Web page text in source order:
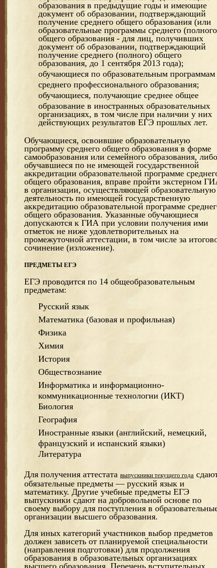
образования в предыдущие годы и имеющие
документ об образовании, подтверждающий
получение среднего общего образования (или
образовательные программы среднего
общего образования - для лиц, получивших
документ об образовании, подтверждающий
получение среднего (полного) общего
образования, до 1 сентября 2013 года);
обучающиеся по образовательным программам
среднего профессионального образования;
обучающиеся, получающие среднее общее
образование в иностранных образовательных
организациях, в том числе при наличии у них
действующих результатов ЕГЭ прошлых лет.
Обучающиеся, освоившие образовательную
программу среднего общего образования в форме
самообразования или семейного образования, либо
обучавшиеся по не имеющей государственной
аккредитации образовательной программе
общего образования, вправе пройти экстерном
в организации, осуществляющей образовательную
деятельность по имеющей государственную
аккредитацию образовательной программе
общего образования. Указанные обучающиеся
допускаются к ГИА при условии получения ими
отметок не ниже удовлетворительных на
промежуточной аттестации, в том числе за
сочинение (изложение).
ПРЕДМЕТЫ ЕГЭ
ЕГЭ проводится по 14 общеобразовательным
предметам:
Русский язык
Математика (базовая и профильная)
Физика
Химия
История
Обществознание
Информатика и информационно-
коммуникационные технологии (ИКТ)
Биология
География
Иностранные языки (английский, немецкий,
французский и испанский языки)
Литература
Для получения аттестата выпускники текущего года
обязательные предметы — русский язык и
математику. Другие учебные предметы ЕГЭ
выпускники сдают на добровольной основе по
своему выбору для поступления в
организации высшего образования.
Для иных категорий участников выбор предметов
должен зависеть от планируемой специальности
(направления подготовки) для продолжения
образования в образовательных организациях